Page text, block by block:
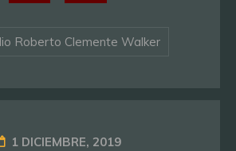
Roberto Clemente Walker
1 DICIEMBRE, 2019